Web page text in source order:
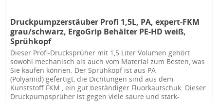
Druckpumpzerstäuber Profi 1,5L, PA, expert-FKM
grau/schwarz, ErgoGrip Behälter PE-HD weiß,
Sprühkopf
Dieser Profi-Drucksprüher mit 1,5 Liter Volumen gehört
sowohl mechanisch als auch vom Material zum Besten, was
Sie kaufen können. Der Sprühkopf ist aus PA
(Polyamid) gefertigt, die Dichtungen sind aus dem
Kunststoff FKM , ein gut beständiger Fluorkautschuk. Dieser
Druckpumpsprüher ist gegen viele saure und stark-